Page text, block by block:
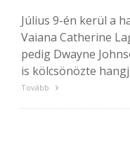
Július 9-én kerül a
Vaiana Catherine
pedig Dwayne
is kölcsönözte
Tovább